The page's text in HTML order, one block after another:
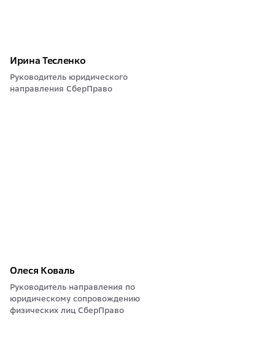
Ирина Тесленко
Руководитель юридического
направления СберПраво
Олеся Коваль
Руководитель направления по
юридическому сопровождению
физических лиц СберПраво